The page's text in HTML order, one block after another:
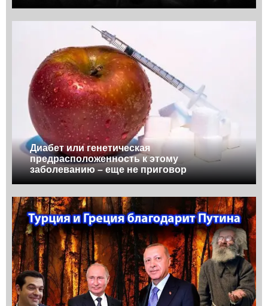
Диабет или генетическая
предрасположенность к этому
заболеванию – еще не приговор